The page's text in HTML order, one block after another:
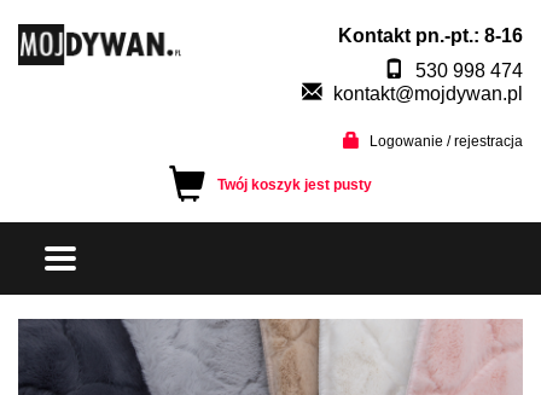
Kontakt pn.-pt.: 8-16
530 998 474
kontakt@mojdywan.pl
Logowanie / rejestracja
Twój koszyk jest pusty